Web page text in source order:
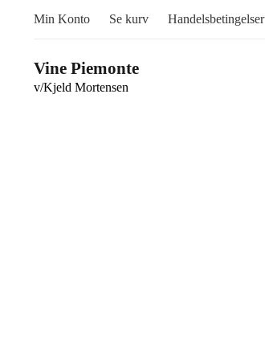
Min Konto Se kurv Handelsbetingelser
Vine Piemonte
v/Kjeld Mortensen